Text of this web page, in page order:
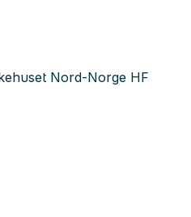
Nord-Norge HF